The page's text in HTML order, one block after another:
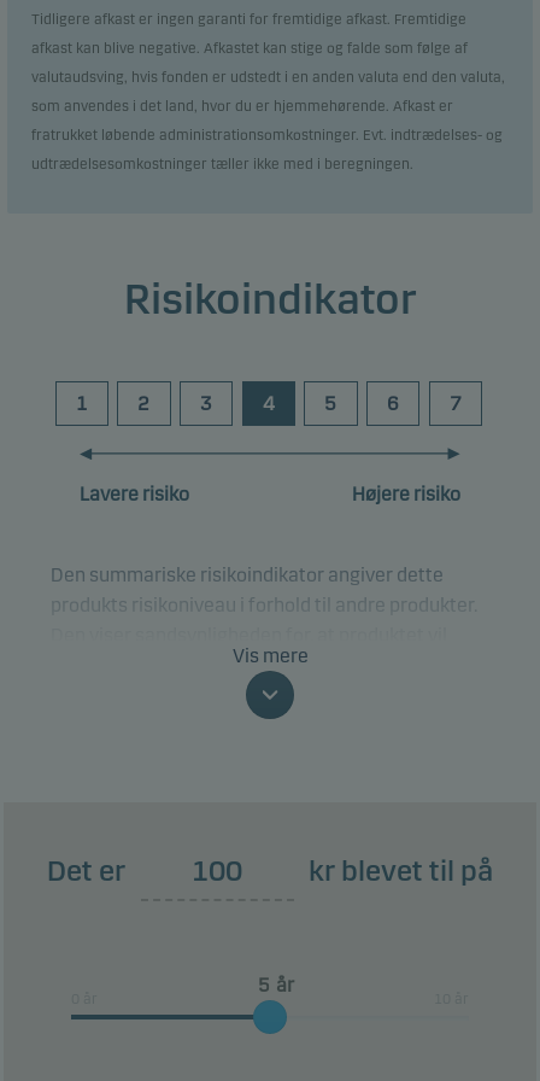
Tidligere afkast er ingen garanti for fremtidige afkast. Fremtidige
afkast kan blive negative. Afkastet kan stige og falde som følge af
valutaudsving, hvis fonden er udstedt i en anden valuta end den valuta,
som anvendes i det land, hvor du er hjemmehørende. Afkast er
fratrukket løbende administrationsomkostninger. Evt. indtrædelses- og
udtrædelsesomkostninger tæller ikke med i beregningen.
Risikoindikator
1 2 3 4 5 6 7
Lavere risiko Højere risiko
Den summariske risikoindikator angiver dette
produkts risikoniveau i forhold til andre produkter.
tabe penge på grund af bevægelser i markedet,
eller fordi vi ikke er i stand til at betale dig.
Vis mere
Det er kr blevet til på
år